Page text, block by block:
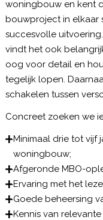
woningbouw en kent
bouwproject in elkaar
succesvolle
vindt het ook
oog voor detail en
tegelijk lopen.
schakelen tussen
Concreet zoeken we
Minimaal drie tot vijf
woningbouw;
Afgeronde MBO-
Ervaring met het
Goede beheersing
Kennis van